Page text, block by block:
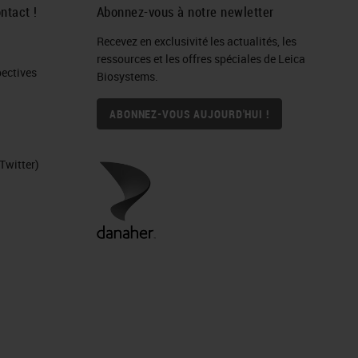
! Abonnez-vous à notre newletter
Recevez en exclusivité les actualités, les
ressources et les offres spéciales de Leica
Biosystems.
ABONNEZ-VOUS AUJOURD'HUI !